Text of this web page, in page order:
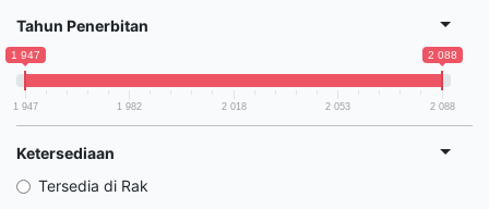
Tahun Penerbitan
1 947 2 088
1 947 1 982 2 018 2 053 2 088
Ketersediaan
Tersedia di Rak